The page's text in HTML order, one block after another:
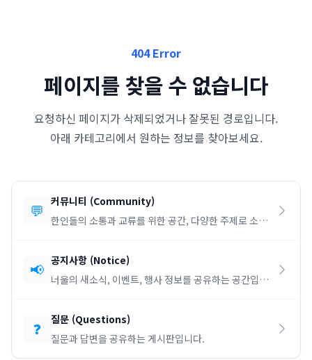
404 Error
페이지를 찾을 수 없습니다
요청하신 페이지가 삭제되었거나 잘못된 경로입니다.
아래 카테고리에서 원하는 정보를 찾아보세요.
💬 커뮤니티 (Community)
한인들의 소통과 교류를 위한 공간, 다양한 주제로 소통
📢 공지사항 (Notice)
너울의 새소식, 이벤트, 행사 정보를 공유하는 공간입니
❓ 질문 (Questions)
질문과 답변을 공유하는 게시판입니다.